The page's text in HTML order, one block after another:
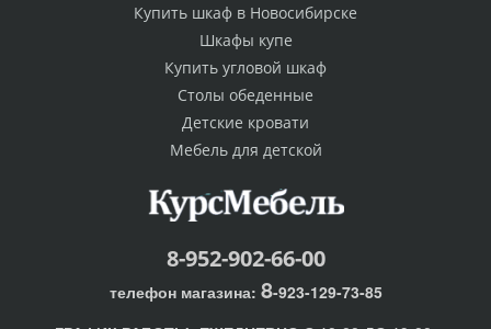
Купить шкаф в Новосибирске
Шкафы купе
Купить угловой шкаф
Столы обеденные
Детские кровати
Мебель для детской
8-952-902-66-00
телефон магазина: 8-923-129-73-85